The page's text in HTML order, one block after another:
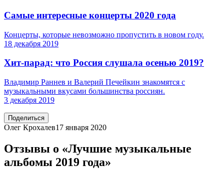
Самые интересные концерты 2020 года
Концерты, которые невозможно пропустить в новом году.
18 декабря 2019
Хит-парад: что Россия слушала осенью 2019?
Владимир Раннев и Валерий Печейкин знакомятся с
музыкальными вкусами большинства россиян.
3 декабря 2019
Поделиться
Олег Крохалев17 января 2020
Отзывы о «Лучшие музыкальные
альбомы 2019 года»